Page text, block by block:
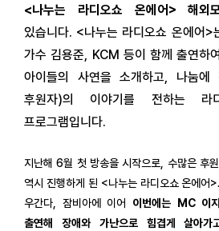
<나누는 라디오쇼 온에어> 해외
있습니다. <나누는 라디오쇼 온에어
가수 김용준, KCM 등이 함께 출연하
아이들의 사연을 소개하고, 나눔에
후원자)의 이야기를 전하는 라
프로그램입니다.
지난해 6월 첫 방송을 시작으로, 수많은 후
역시 진행하게 된 <나누는 라디오쇼 온에어
우간다, 잠비아에 이어
이번에는 MC 이
출연해 장애와 가난으로 힘겹게 살아